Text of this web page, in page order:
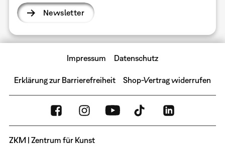
Newsletter
Impressum Datenschutz
Erklärung zur Barrierefreiheit Shop-Vertrag widerrufen
ZKM | Zentrum für Kunst